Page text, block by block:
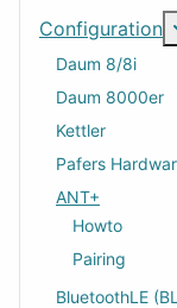
Configuration
Daum 8/8i
Daum 8000er
Kettler
Pafers
ANT+
Howto
Pairing
BluetoothLE